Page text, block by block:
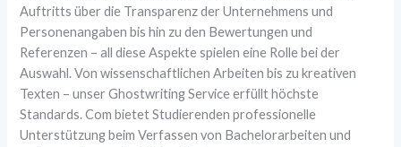
Auftritts über die Transparenz der Unternehmens und
Personenangaben bis hin zu den Bewertungen und
Referenzen – all diese Aspekte spielen eine Rolle bei der
Auswahl. Von wissenschaftlichen Arbeiten bis zu kreativen
Texten – unser Ghostwriting Service erfüllt höchste
Standards. Com bietet Studierenden professionelle
Unterstützung beim Verfassen von Bachelorarbeiten und